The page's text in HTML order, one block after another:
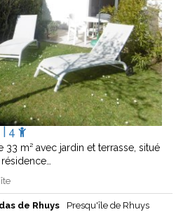
4
m² avec jardin et terrasse, situé
de Rhuys
Presqu'île de Rhuys